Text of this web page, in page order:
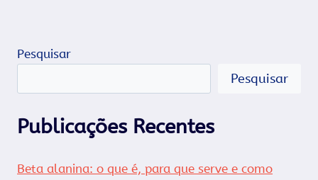
Pesquisar
Pesquisar
Publicações Recentes
Beta alanina: o que é, para que serve e como